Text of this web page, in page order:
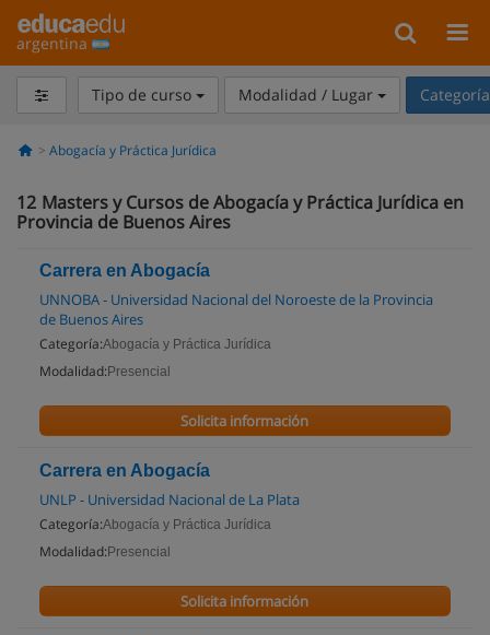
argentina
Tipo de curso Modalidad / Lugar
Abogacía y Práctica Jurídica
12 Masters y Cursos de Abogacía y Práctica Jurídica en
Provincia de Buenos Aires
Carrera en Abogacía
UNNOBA - Universidad Nacional del Noroeste de la Provincia
de Buenos Aires
Categoría:Abogacía y Práctica Jurídica
Modalidad: Presencial
Solicita información
Carrera en Abogacía
UNLP - Universidad Nacional de La Plata
Categoría:Abogacía y Práctica Jurídica
Modalidad: Presencial
Solicita información